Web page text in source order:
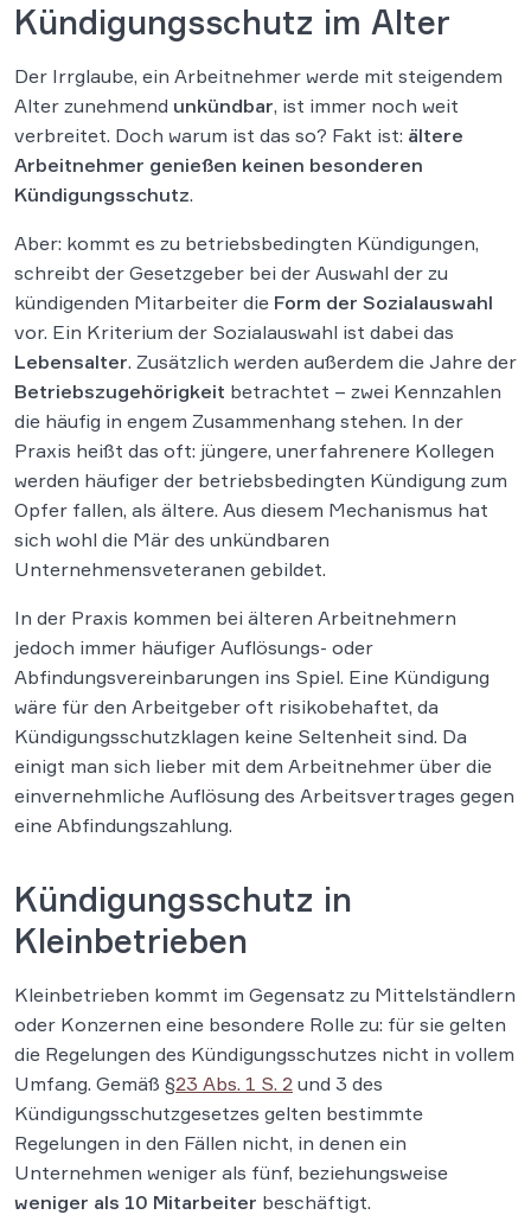
Kündigungsschutz im Alter
Der Irrglaube, ein Arbeitnehmer werde mit steigendem
Alter zunehmend unkündbar, ist immer noch weit
verbreitet. Doch warum ist das so? Fakt ist: ältere
Arbeitnehmer genießen keinen besonderen
Kündigungsschutz.
Aber: kommt es zu betriebsbedingten Kündigungen,
schreibt der Gesetzgeber bei der Auswahl der zu
kündigenden Mitarbeiter die Form der Sozialauswahl
vor. Ein Kriterium der Sozialauswahl ist dabei das
Lebensalter. Zusätzlich werden außerdem die Jahre der
Betriebszugehörigkeit betrachtet – zwei Kennzahlen
die häufig in engem Zusammenhang stehen. In der
Praxis heißt das oft: jüngere, unerfahrenere Kollegen
werden häufiger der betriebsbedingten Kündigung zum
Opfer fallen, als ältere. Aus diesem Mechanismus hat
sich wohl die Mär des unkündbaren
Unternehmensveteranen gebildet.
In der Praxis kommen bei älteren Arbeitnehmern
jedoch immer häufiger Auflösungs- oder
Abfindungsvereinbarungen ins Spiel. Eine Kündigung
wäre für den Arbeitgeber oft risikobehaftet, da
Kündigungsschutzklagen keine Seltenheit sind. Da
einigt man sich lieber mit dem Arbeitnehmer über die
einvernehmliche Auflösung des Arbeitsvertrages gegen
eine Abfindungszahlung.
Kündigungsschutz in
Kleinbetrieben
Kleinbetrieben kommt im Gegensatz zu Mittelständlern
oder Konzernen eine besondere Rolle zu: für sie gelten
die Regelungen des Kündigungsschutzes nicht in vollem
Umfang. Gemäß §23 Abs. 1 S. 2 und 3 des
Kündigungsschutzgesetzes gelten bestimmte
Regelungen in den Fällen nicht, in denen ein
Unternehmen weniger als fünf, beziehungsweise
weniger als 10 Mitarbeiter beschäftigt.